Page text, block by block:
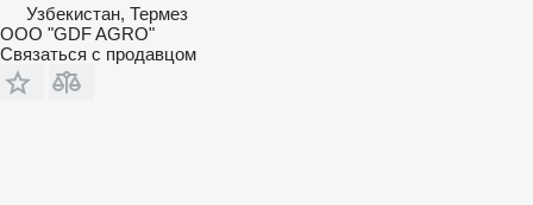
Узбекистан, Термез
ООО "GDF AGRO"
Связаться с продавцом